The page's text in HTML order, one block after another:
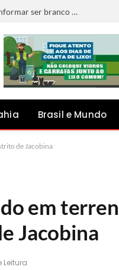
Deputado da Bahia se declara preto ao TSE após informar ser branco e pardo em eleições anteriores
Brasil e Mundo
de Jacobina
em
Jacobina
Leitura